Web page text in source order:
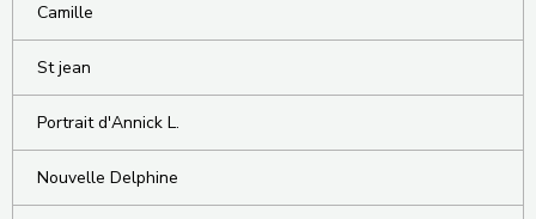
Camille
St jean
Portrait d'Annick L.
Nouvelle Delphine